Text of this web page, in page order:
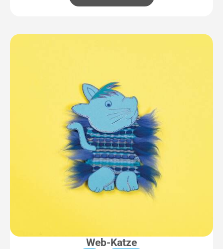
Web-Katze